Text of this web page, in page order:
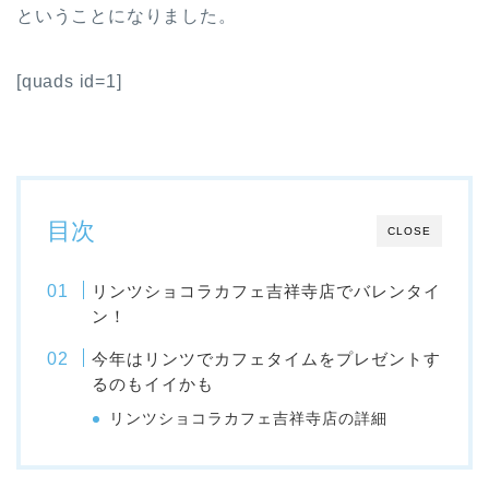
ということになりました。
[quads id=1]
CLOSE
目次
リンツショコラカフェ吉祥寺店でバレンタイ
ン！
今年はリンツでカフェタイムをプレゼントす
るのもイイかも
リンツショコラカフェ吉祥寺店の詳細